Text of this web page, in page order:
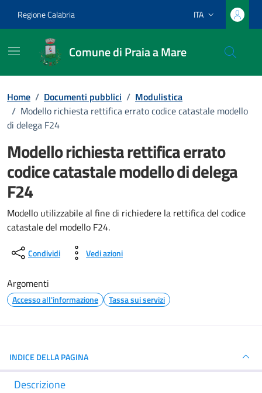
Regione Calabria Lingua attiva:
ITA
Comune di Praia a Mare
Home / Documenti pubblici / Modulistica
/ Modello richiesta rettifica errato codice catastale modello
di delega F24
Modello richiesta rettifica errato
codice catastale modello di delega
F24
Dettagli del documento
Modello utilizzabile al fine di richiedere la rettifica del codice
catastale del modello F24.
Condividi Vedi azioni
Argomenti
Accesso all'informazione Tassa sui servizi
INDICE DELLA PAGINA
Descrizione